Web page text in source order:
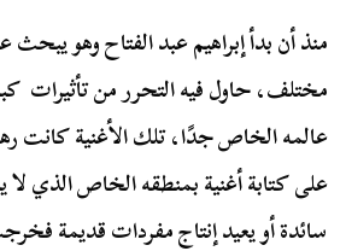
منذ أن بدأ إبراهيم عبد الفتاح وهو
مختلف، حاول فيه التحرر من تأثيرات
عالمه الخاص جدًا، تلك الأغنية كانت
على كتابة أغنية بمنطقه الخاص الذي لا
سائدة أو يعيد إنتاج مفردات قديمة